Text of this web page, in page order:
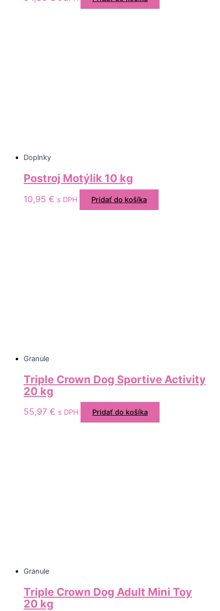
Doplnky
Postroj Motýlik 10 kg
10,95 € s DPH Pridať do košíka
Granule
Triple Crown Dog Sportive Activity
20 kg
55,97 € s DPH Pridať do košíka
Granule
Triple Crown Dog Adult Mini Toy
20 kg